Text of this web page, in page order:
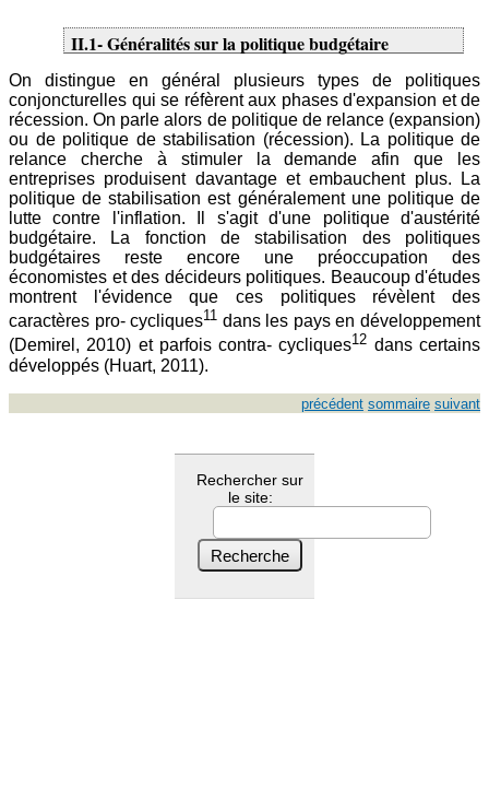
II.1- Généralités sur la politique budgétaire
On distingue en général plusieurs types de politiques
conjoncturelles qui se réfèrent aux phases d'expansion et de
récession. On parle alors de politique de relance (expansion)
ou de politique de stabilisation (récession). La politique de
relance cherche à stimuler la demande afin que les
entreprises produisent davantage et embauchent plus. La
politique de stabilisation est généralement une politique de
lutte contre l'inflation. Il s'agit d'une politique d'austérité
budgétaire. La fonction de stabilisation des politiques
budgétaires reste encore une préoccupation des
économistes et des décideurs politiques. Beaucoup d'études
montrent l'évidence que ces politiques révèlent des
caractères pro- cycliques11 dans les pays en développement
(Demirel, 2010) et parfois contra- cycliques12 dans certains
développés (Huart, 2011).
précédent sommaire suivant
Rechercher sur
le site: